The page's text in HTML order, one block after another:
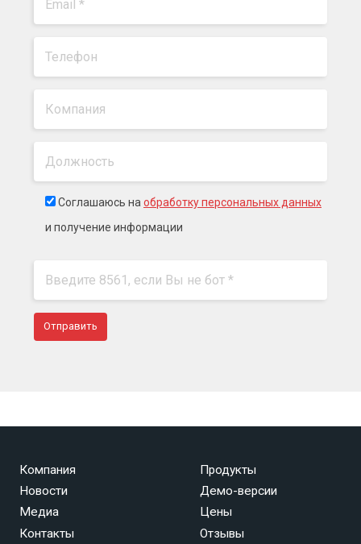
Соглашаюсь на обработку персональных данных
и получение информации
Компания
Новости
Медиа
Контакты
Продукты
Демо-версии
Цены
Отзывы